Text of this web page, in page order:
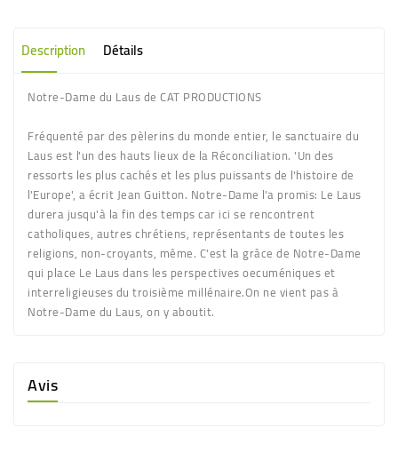
Description Détails
Notre-Dame du Laus de CAT PRODUCTIONS
Fréquenté par des pèlerins du monde entier, le sanctuaire du
Laus est l'un des hauts lieux de la Réconciliation. 'Un des
ressorts les plus cachés et les plus puissants de l'histoire de
l'Europe', a écrit Jean Guitton. Notre-Dame l'a promis: Le Laus
durera jusqu'à la fin des temps car ici se rencontrent
catholiques, autres chrétiens, représentants de toutes les
religions, non-croyants, même. C'est la grâce de Notre-Dame
qui place Le Laus dans les perspectives oecuméniques et
interreligieuses du troisième millénaire.On ne vient pas à
Notre-Dame du Laus, on y aboutit.
Avis